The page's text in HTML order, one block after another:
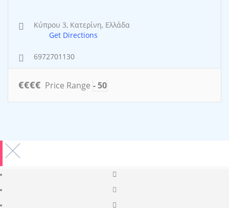
Κύπρου 3, Κατερίνη, Ελλάδα
Get Directions
6972701130
€€€€ Price Range - 50